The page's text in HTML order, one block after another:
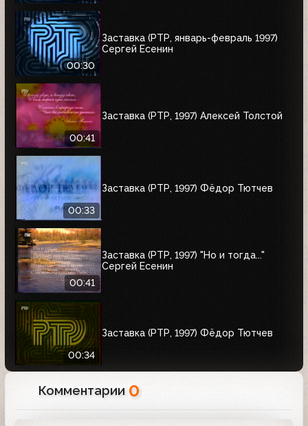
00:30
Заставка (РТР, январь-февраль 1997)
Сергей Есенин
00:41
Заставка (РТР, 1997) Алексей Толстой
00:33
Заставка (РТР, 1997) Фёдор Тютчев
00:41
Заставка (РТР, 1997) "Но и тогда..."
Сергей Есенин
00:34
Заставка (РТР, 1997) Фёдор Тютчев
Комментарии 0